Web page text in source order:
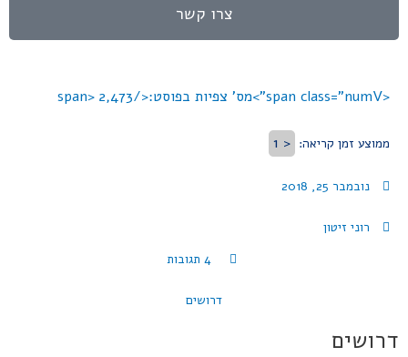
<span class="numV">מס' צפיות בפוסט:</span> 2,473
ממוצע זמן קריאה: < 1
נובמבר 25, 2018
רוני זיטון
4 תגובות
דרושים
דרושים
צרו קשר